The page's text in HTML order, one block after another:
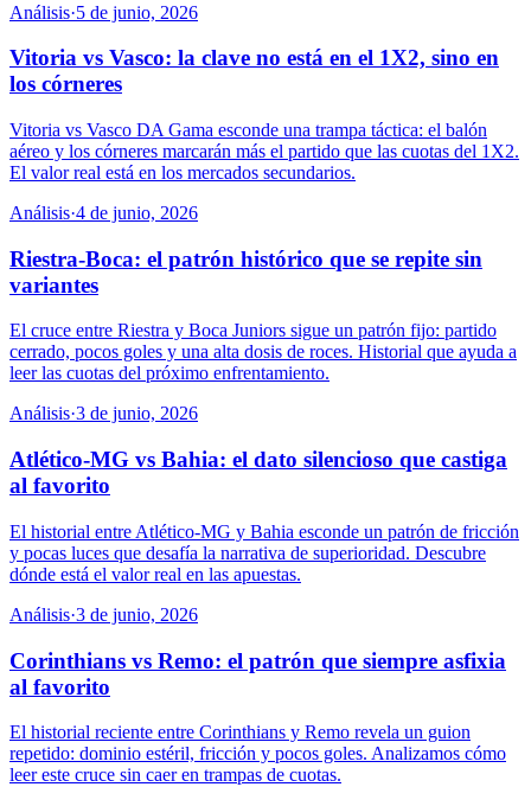
Análisis·5 de junio, 2026
Vitoria vs Vasco: la clave no está en el 1X2, sino en
los córneres
Vitoria vs Vasco DA Gama esconde una trampa táctica: el balón
aéreo y los córneres marcarán más el partido que las cuotas del 1X2.
El valor real está en los mercados secundarios.
Análisis·4 de junio, 2026
Riestra-Boca: el patrón histórico que se repite sin
variantes
El cruce entre Riestra y Boca Juniors sigue un patrón fijo: partido
cerrado, pocos goles y una alta dosis de roces. Historial que ayuda a
leer las cuotas del próximo enfrentamiento.
Análisis·3 de junio, 2026
Atlético-MG vs Bahia: el dato silencioso que castiga
al favorito
El historial entre Atlético-MG y Bahia esconde un patrón de fricción
y pocas luces que desafía la narrativa de superioridad. Descubre
dónde está el valor real en las apuestas.
Análisis·3 de junio, 2026
Corinthians vs Remo: el patrón que siempre asfixia
al favorito
El historial reciente entre Corinthians y Remo revela un guion
repetido: dominio estéril, fricción y pocos goles. Analizamos cómo
leer este cruce sin caer en trampas de cuotas.